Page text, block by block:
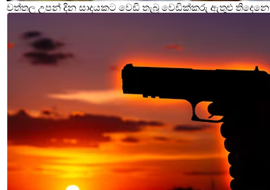
වත්තල උපන් දින සාදයකට වෙඩි තැබූ වෙඩික්කරු ඇතුළු